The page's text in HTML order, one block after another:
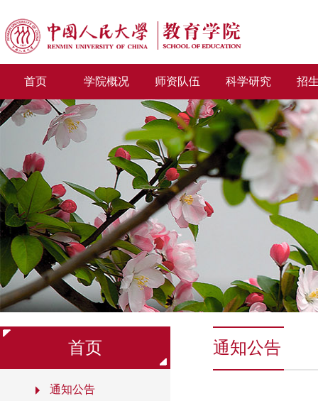
首页 学院概况 师资队伍 科学研究 招
首页
通知公告
通知公告